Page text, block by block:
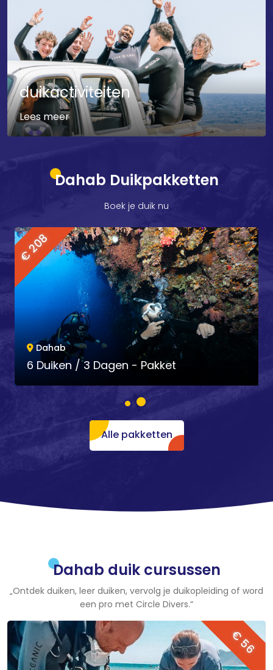
duikactiviteiten
Lees meer
Dahab Duikpakketten
Boek je duik nu
€ 326
Dahab
10 Duiken / 5 Dagen - Pakket
Alle pakketten
Dahab duik cursussen
„Ontdek duiken, leer duiken, vervolg je duikopleiding of word
een pro met Circle Divers.“
€ 56